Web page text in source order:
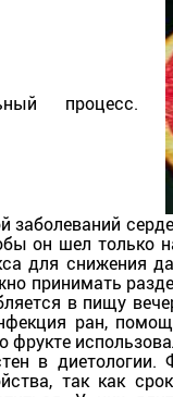
процесс.
заболеваний
он шел только
для снижения
принимать
в пищу
ран,
фрукте
в
так как